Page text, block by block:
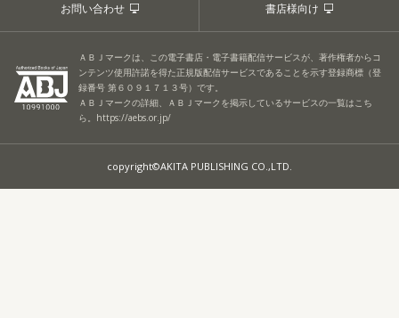
お問い合わせ 書店様向け
ＡＢＪマークは、この電子書店・電子書籍配信サービスが、著作権者からコ
ンテンツ使用許諾を得た正規版配信サービスであることを示す登録商標（登
録番号 第６０９１７１３号）です。
ＡＢＪマークの詳細、ＡＢＪマークを掲示しているサービスの一覧はこち
ら。 https://aebs.or.jp/
copyright©AKITA PUBLISHING CO.,LTD.